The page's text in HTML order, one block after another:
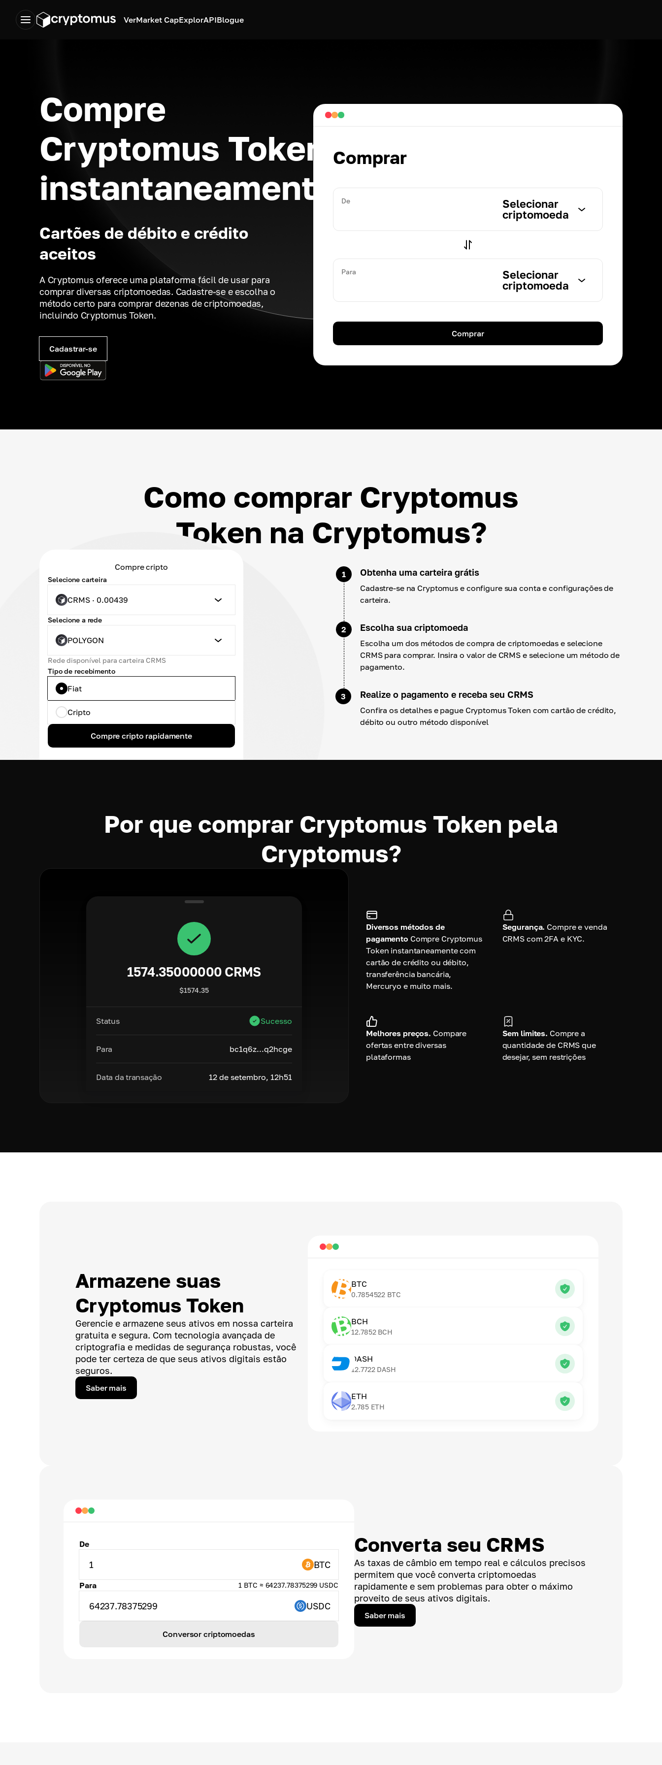
VerMarket CapExplorAPIBlogue
Compre
Cryptomus Token
instantaneamente
Cartões de débito e crédito
aceitos
A Cryptomus oferece uma plataforma fácil de usar para
comprar diversas criptomoedas. Cadastre-se e escolha o
método certo para comprar dezenas de criptomoedas,
incluindo Cryptomus Token.
Cadastrar-se
Comprar
De
Selecionar
criptomoeda
Para
Selecionar
criptomoeda
Comprar
Como comprar Cryptomus
Token na Cryptomus?
Compre cripto
Selecione carteira
CRMS · 0.00439
Selecione a rede
POLYGON
Rede disponível para carteira CRMS
Tipo de recebimento
Fiat
Cripto
Compre cripto rapidamente
1 Obtenha uma carteira grátis
Cadastre-se na Cryptomus e configure sua conta e configurações de
carteira.
2 Escolha sua criptomoeda
Escolha um dos métodos de compra de criptomoedas e selecione
CRMS para comprar. Insira o valor de CRMS e selecione um método de
pagamento.
3 Realize o pagamento e receba seu CRMS
Confira os detalhes e pague Cryptomus Token com cartão de crédito,
débito ou outro método disponível
Por que comprar Cryptomus Token pela
Cryptomus?
1574.35000000 CRMS
$1574.35
Status Sucesso
Para bc1q6z...q2hcge
Data da transação 12 de setembro, 12h51
Diversos métodos de
pagamento Compre Cryptomus
Token instantaneamente com
cartão de crédito ou débito,
transferência bancária,
Mercuryo e muito mais.
Segurança. Compre e venda
CRMS com 2FA e KYC.
Melhores preços. Compare
ofertas entre diversas
plataformas
Sem limites. Compre a
quantidade de CRMS que
desejar, sem restrições
Armazene suas
Cryptomus Token
Gerencie e armazene seus ativos em nossa carteira
gratuita e segura. Com tecnologia avançada de
criptografia e medidas de segurança robustas, você
pode ter certeza de que seus ativos digitais estão
seguros.
Saber mais
BTC
0.7854522 BTC
BCH
12.7852 BCH
DASH
12.7722 DASH
ETH
2.785 ETH
Converta seu CRMS
As taxas de câmbio em tempo real e cálculos precisos
permitem que você converta criptomoedas
rapidamente e sem problemas para obter o máximo
proveito de seus ativos digitais.
Saber mais
De
1 BTC
Para 1 BTC ≈ 64237.78375299 USDC
64237.78375299 USDC
Conversor criptomoedas